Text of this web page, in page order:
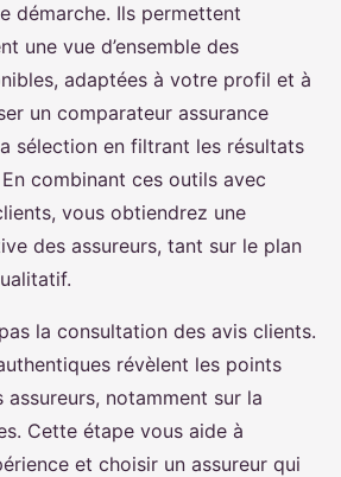
démarche. Ils permettent
une vue d’ensemble des
adaptées à votre profil et à
un comparateur assurance
sélection en filtrant les résultats
combinant ces outils avec
vous obtiendrez une
des assureurs, tant sur le plan
la consultation des avis clients.
révèlent les points
notamment sur la
Cette étape vous aide à
et choisir un assureur qui